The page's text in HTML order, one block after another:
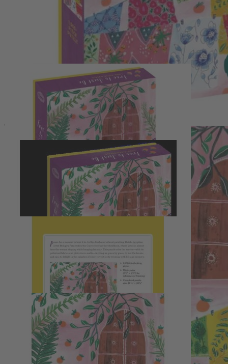
Zum Anfang der Bildergalerie springen
Artikelnr. 100528
Flow Puzzle "Free to just be"
(1.000 Teile)
Zum Warenkorb hinzufügen
Zur Wunschliste hinzufügen
Flow-Puzzle mit 1.000 Teilen
FREE TO JUST BE
teiligen Puzzle von Flow. In diesem frischen und lebendigen
Gemälde erinnert die niederländisch-ägyptische Künstlerin Roeqiya
Fris an die Kairoer Straßen ihrer Kindheit, wo man die Frauen beim
Wäscheaufhängen fast singen hören kann. Die gemusterten Stoffe
und rosafarbenen Stuckwände berühren uns und laden uns ein,
Stück für Stück die Brise und die Sonne zu spüren, sich an den
Farbspritzern zu erfreuen und eine Stadt zu besuchen, in der es von
Leben und Erinnerungen wimmelt.
DAS IST DRIN
- Puzzle mit 1.000 Teilen
- Exklusive Illustration von Roeqiya Fris
- Mini-Poster (15 cm x 24 cm) als Vorlage oder zum Einrahmen
- Fertige Puzzlegröße: 48 cm x 67 cm